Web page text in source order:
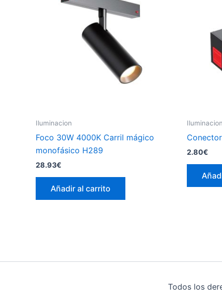
Iluminacion
Foco 30W 4000K Carril mágico
monofásico H289
28.93€
Añadir al carrito
Iluminacion
2.80€
Todos los